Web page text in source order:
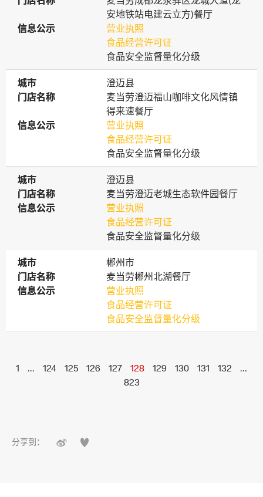
安地铁站电建云立方)餐厅
信息公示
信息公示
营业执照
食品经营许可证
食品安全监督量化分级
城市
城市
澄迈县
门店名称
门店名称
麦当劳澄迈福山咖啡文化风情镇
得来速餐厅
信息公示
信息公示
营业执照
食品经营许可证
食品安全监督量化分级
城市
城市
澄迈县
门店名称
门店名称
麦当劳澄迈老城生态软件园餐厅
信息公示
信息公示
营业执照
食品经营许可证
食品安全监督量化分级
城市
城市
郴州市
门店名称
门店名称
麦当劳郴州北湖餐厅
信息公示
信息公示
营业执照
食品经营许可证
食品安全监督量化分级
1 ... 124 125 126 127 128 129 130 131 132
...
823
分享到：  